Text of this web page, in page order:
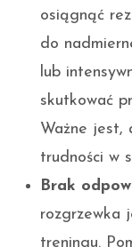
osiągnąć
do
lub
skutkować
Ważne jest,
trudności w
Brak
rozgrzewka
treningu.